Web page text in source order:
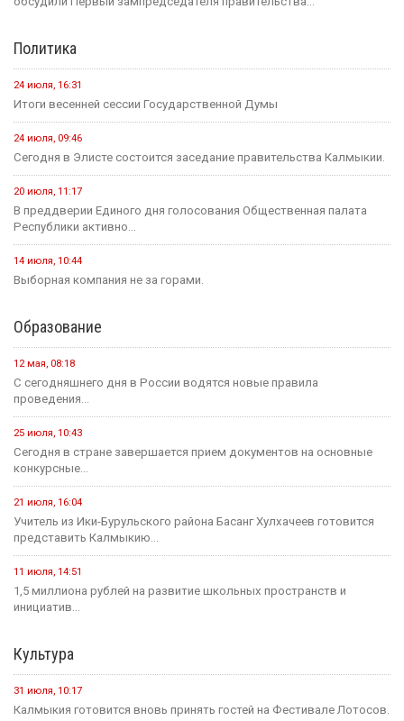
Политика
24 июля, 16:31
Итоги весенней сессии Государственной Думы
24 июля, 09:46
Сегодня в Элисте состоится заседание правительства Калмыкии.
20 июля, 11:17
В преддверии Единого дня голосования Общественная палата
Республики активно...
14 июля, 10:44
Выборная компания не за горами.
Образование
12 мая, 08:18
С сегодняшнего дня в России водятся новые правила
проведения...
25 июля, 10:43
Сегодня в стране завершается прием документов на основные
конкурсные...
21 июля, 16:04
Учитель из Ики-Бурульского района Басанг Хулхачеев готовится
представить Калмыкию...
11 июля, 14:51
1,5 миллиона рублей на развитие школьных пространств и
инициатив...
Культура
31 июля, 10:17
Калмыкия готовится вновь принять гостей на Фестивале Лотосов.